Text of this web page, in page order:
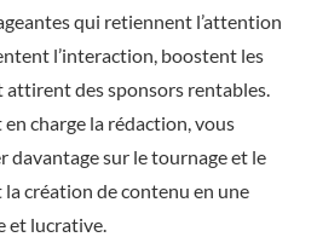
qui retiennent l’attention
l’interaction, boostent les
des sponsors rentables.
charge la rédaction, vous
davantage sur le tournage et le
création de contenu en une
et lucrative.